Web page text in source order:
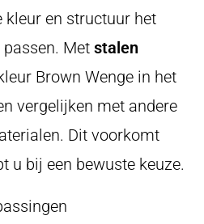
kleur en structuur het
Met stalen
Brown Wenge in het
vergelijken met andere
Dit voorkomt
u bij een bewuste keuze.